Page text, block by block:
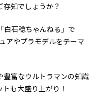
知でしょうか？
白石稔ちゃんねる」で
アやプラモデルをテーマ
豊富なウルトラマンの知識
も大盛り上がり！